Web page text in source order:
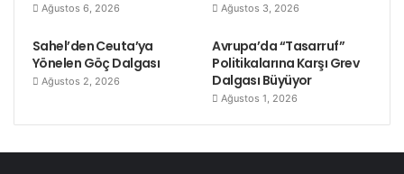
Ağustos 6, 2026 Ağustos 3, 2026
Sahel’den Ceuta’ya
Yönelen Göç Dalgası
Ağustos 2, 2026
Avrupa’da “Tasarruf”
Politikalarına Karşı Grev
Dalgası Büyüyor
Ağustos 1, 2026